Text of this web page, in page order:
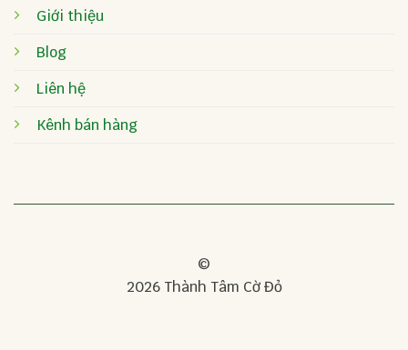
Giới thiệu
Blog
Liên hệ
Kênh bán hàng
©
2026 Thành Tâm Cờ Đỏ